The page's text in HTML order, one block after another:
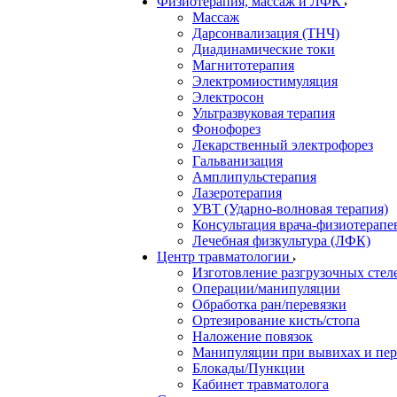
Массаж
Дарсонвализация (ТНЧ)
Диадинамические токи
Магнитотерапия
Электромиостимуляция
Электросон
Ультразвуковая терапия
Фонофорез
Лекарственный электрофорез
Гальванизация
Амплипульстерапия
Лазеротерапия
УВТ (Ударно-волновая терапия)
Консультация врача-
Лечебная физкультура (ЛФК)
Центр травматологии
Изготовление разгрузочных
Операции/манипуляции
Обработка ран/перевязки
Ортезирование кисть/стопа
Наложение повязок
Манипуляции при вывихах и
Блокады/Пункции
Кабинет травматолога